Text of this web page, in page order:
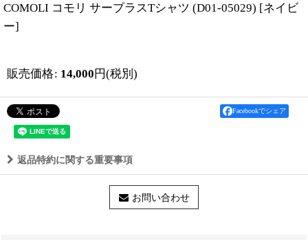
COMOLI コモリ サープラスTシャツ (D01-05029) [ネイビ
ー]
販売価格: 14,000 円(税別)
Facebookでシェア
返品特約に関する重要事項
お問い合わせ